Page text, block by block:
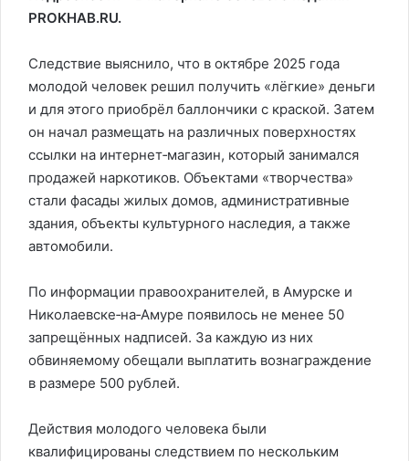
PROKHAB.RU.
Следствие выяснило, что в октябре 2025 года
молодой человек решил получить «лёгкие» деньги
и для этого приобрёл баллончики с краской. Затем
он начал размещать на различных поверхностях
ссылки на интернет‑магазин, который занимался
продажей наркотиков. Объектами «творчества»
стали фасады жилых домов, административные
здания, объекты культурного наследия, а также
автомобили.
По информации правоохранителей, в Амурске и
Николаевске‑на‑Амуре появилось не менее 50
запрещённых надписей. За каждую из них
обвиняемому обещали выплатить вознаграждение
в размере 500 рублей.
Действия молодого человека были
квалифицированы следствием по нескольким